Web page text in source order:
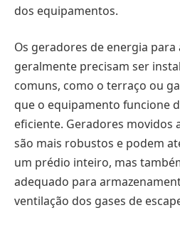
dos equipamentos.
Os geradores de energia
geralmente precisam ser
comuns, como o terraço ou
que o equipamento funcione
eficiente. Geradores movidos
são mais robustos e podem
um prédio inteiro, mas
adequado para
ventilação dos gases de